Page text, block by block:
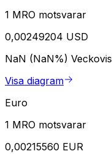
1 MRO motsvarar
0,00249204 USD
NaN (NaN%) Veckovis
Visa diagram
Euro
1 MRO motsvarar
0,00215560 EUR